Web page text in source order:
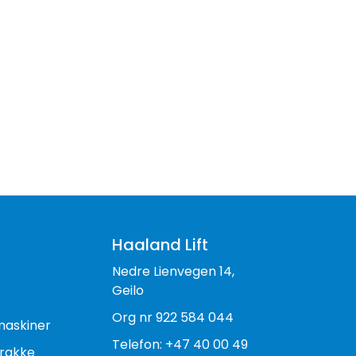
Haaland Lift
Nedre Lienvegen 14,
Geilo
Org nr 922 584 044
Telefon: +47 40 00 49